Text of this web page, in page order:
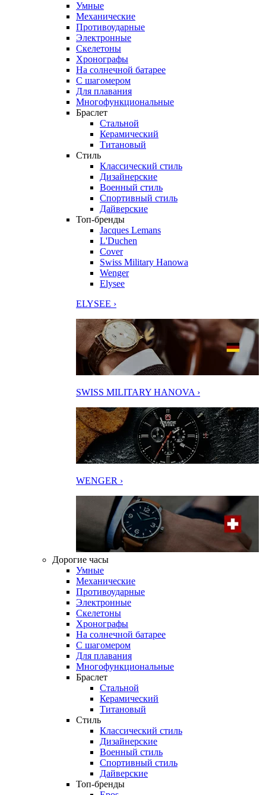
Умные
Механические
Противоударные
Электронные
Скелетоны
Хронографы
На солнечной батарее
С шагомером
Для плавания
Многофункциональные
Браслет
Стальной
Керамический
Титановый
Стиль
Классический стиль
Дизайнерские
Военный стиль
Спортивный стиль
Дайверские
Топ-бренды
Jacques Lemans
L'Duchen
Cover
Swiss Military Hanowa
Wenger
Elysee
ELYSEE ›
SWISS MILITARY HANOVA ›
WENGER ›
Дорогие часы
Умные
Механические
Противоударные
Электронные
Скелетоны
Хронографы
На солнечной батарее
С шагомером
Для плавания
Многофункциональные
Браслет
Стальной
Керамический
Титановый
Стиль
Классический стиль
Дизайнерские
Военный стиль
Спортивный стиль
Дайверские
Топ-бренды